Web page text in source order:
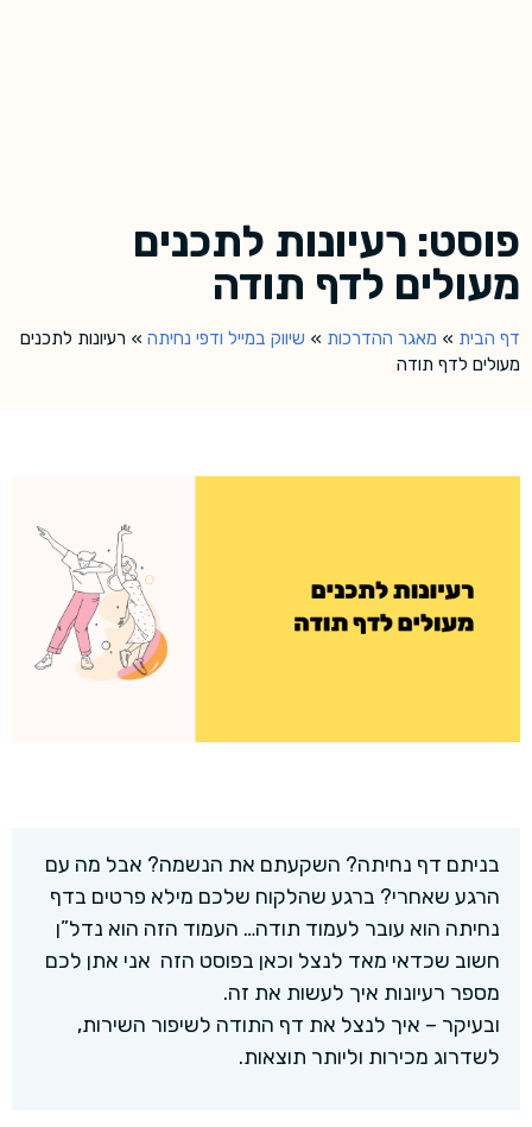
פוסט: רעיונות לתכנים
מעולים לדף תודה
דף הבית » מאגר ההדרכות » שיווק במייל ודפי נחיתה » רעיונות לתכנים
מעולים לדף תודה
בניתם דף נחיתה? השקעתם את הנשמה? אבל מה עם
הרגע שאחרי? ברגע שהלקוח שלכם מילא פרטים בדף
נחיתה הוא עובר לעמוד תודה… העמוד הזה הוא נדל”ן
חשוב שכדאי מאד לנצל וכאן בפוסט הזה אני אתן לכם
מספר רעיונות איך לעשות את זה.
ובעיקר – איך לנצל את דף התודה לשיפור השירות,
לשדרוג מכירות וליותר תוצאות.